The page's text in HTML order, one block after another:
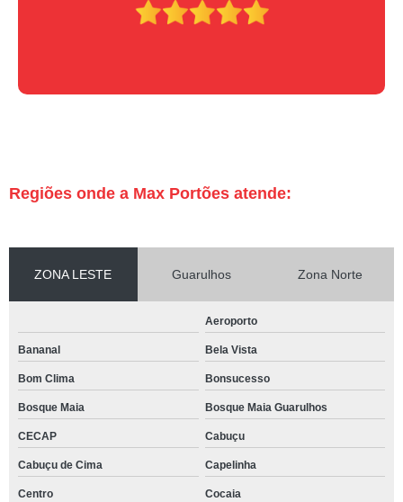
Regiões onde a Max Portões atende:
ZONA LESTE Guarulhos Zona Norte
Aeroporto
Bananal Bela Vista
Bom Clima Bonsucesso
Bosque Maia Bosque Maia Guarulhos
CECAP Cabuçu
Cabuçu de Cima Capelinha
Centro Cocaia